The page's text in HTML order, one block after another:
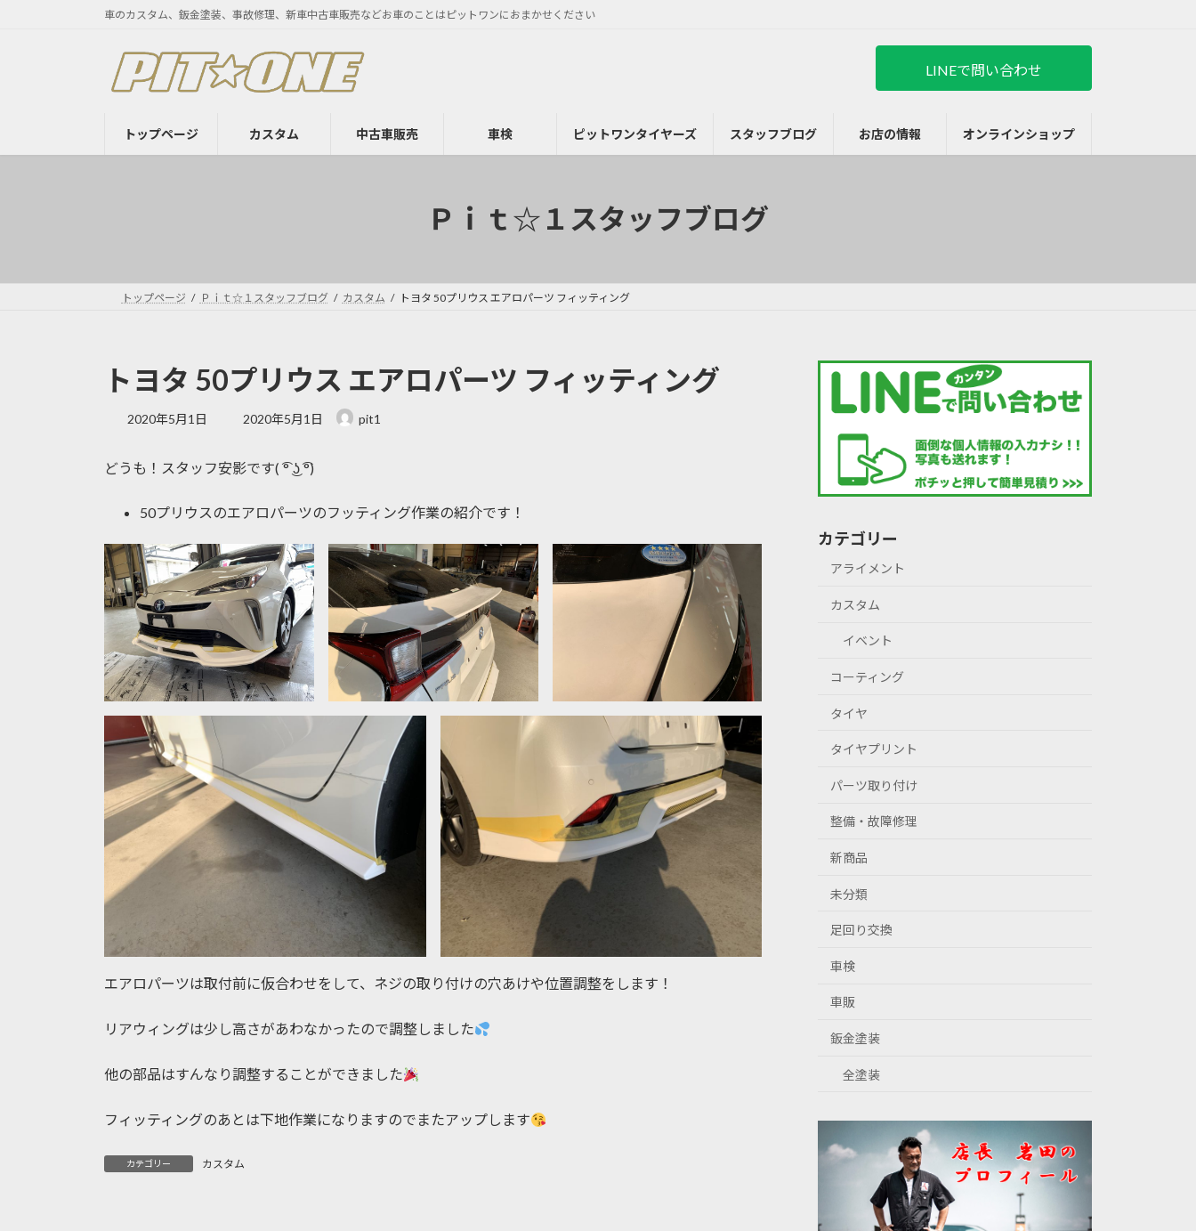
キ
に
車のカスタム、鈑金塗装、事故修理、新車中古車販売などお車のことはピットワンにおまかせください
LINEで問い合わせ
トップページ カスタム 中古車販売 車検 ピットワンタイヤーズ スタッフブログ お店の情報 オンラインショップ
Ｐｉｔ☆１スタッフブログ
トップページ Ｐｉｔ☆１スタッフブログ カスタム トヨタ 50プリウス エアロパーツ フィッティング
トヨタ 50プリウス エアロパーツ フィッティング
2020年5月1日
最
新
時
:
2020年5月1日 pit1
どうも！スタッフ安影です( ͡° ͜ʖ ͡°)
50プリウスのエアロパーツのフッティング作業の紹介です！
エアロパーツは取付前に仮合わせをして、ネジの取り付けの穴あけや位置調整をします！
リアウィングは少し高さがあわなかったので調整しました
他の部品はすんなり調整することができました
フィッティングのあとは下地作業になりますのでまたアップします
カテゴリー カスタム
カテゴリー
アライメント
カスタム
イベント
コーティング
タイヤ
タイヤプリント
パーツ取り付け
整備・故障修理
新商品
未分類
足回り交換
車検
車販
鈑金塗装
全塗装